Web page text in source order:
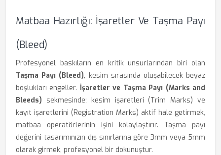
Matbaa Hazırlığı: İşaretler Ve Taşma Payı
(Bleed)
Profesyonel baskıların en kritik unsurlarından biri olan
Taşma Payı (Bleed), kesim sırasında oluşabilecek beyaz
boşlukları engeller. İşaretler ve Taşma Payı (Marks and
Bleeds) sekmesinde; kesim işaretleri (Trim Marks) ve
kayıt işaretlerini (Registration Marks) aktif hale getirmek,
matbaa operatörlerinin işini kolaylaştırır. Taşma payı
değerini tasarımınızın dış sınırlarına göre 3mm veya 5mm
olarak girmek, profesyonel bir dokunuştur.